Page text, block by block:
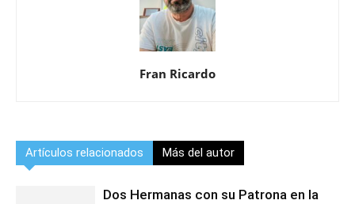
Fran Ricardo
Artículos relacionados Más del autor
Dos Hermanas con su Patrona en la